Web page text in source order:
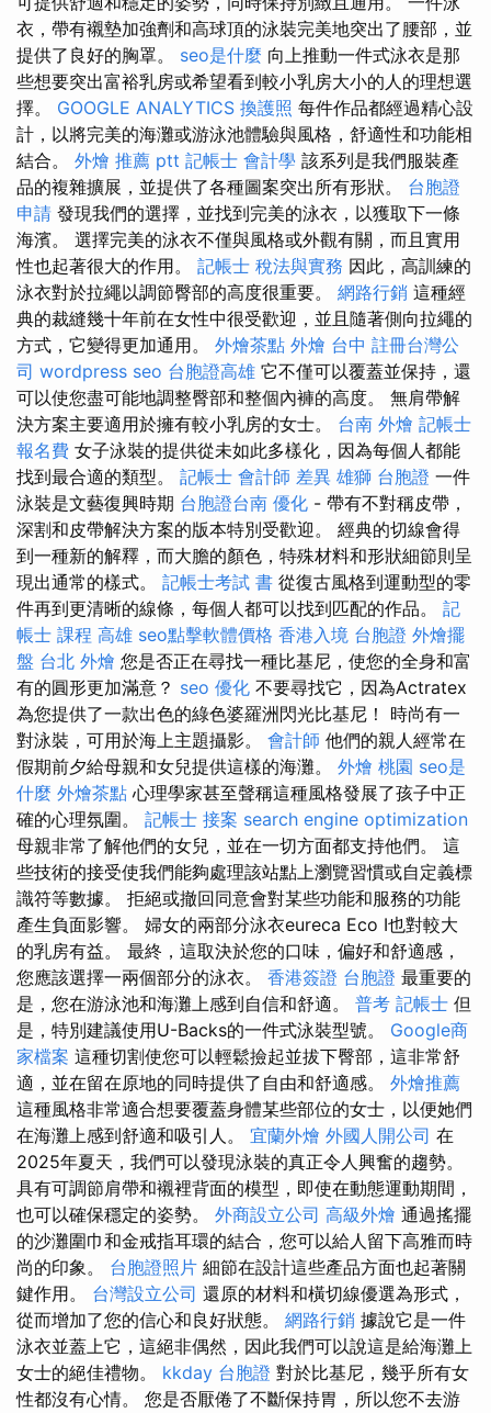
衣，帶有襯墊加強劑和高球頂的泳裝完美地突出了腰部，並
提供了良好的胸罩。 seo是什麼 向上推動一件式泳衣是那
些想要突出富裕乳房或希望看到較小乳房大小的人的理想選
擇。 GOOGLE ANALYTICS 換護照 每件作品都經過精心設
計，以將完美的海灘或游泳池體驗與風格，舒適性和功能相
結合。 外燴 推薦 ptt 記帳士 會計學 該系列是我們服裝產
品的複雜擴展，並提供了各種圖案突出所有形狀。 台胞證
申請 發現我們的選擇，並找到完美的泳衣，以獲取下一條
海濱。 選擇完美的泳衣不僅與風格或外觀有關，而且實用
性也起著很大的作用。 記帳士 稅法與實務 因此，高訓練的
泳衣對於拉繩以調節臀部的高度很重要。 網路行銷 這種經
典的裁縫幾十年前在女性中很受歡迎，並且隨著側向拉繩的
方式，它變得更加通用。 外燴茶點 外燴 台中 註冊台灣公
司 wordpress seo 台胞證高雄 它不僅可以覆蓋並保持，還
可以使您盡可能地調整臀部和整個內褲的高度。 無肩帶解
決方案主要適用於擁有較小乳房的女士。 台南 外燴 記帳士
報名費 女子泳裝的提供從未如此多樣化，因為每個人都能
找到最合適的類型。 記帳士 會計師 差異 雄獅 台胞證 一件
泳裝是文藝復興時期 台胞證台南 優化 - 帶有不對稱皮帶，
深割和皮帶解決方案的版本特別受歡迎。 經典的切線會得
到一種新的解釋，而大​​膽的顏色，特殊材料和形狀細節則呈
現出通常的樣式。 記帳士考試 書 從復古風格到運動型的零
件再到更清晰的線條，每個人都可以找到匹配的作品。 記
帳士 課程 高雄 seo點擊軟體價格 香港入境 台胞證 外燴擺
盤 台北 外燴 您是否正在尋找一種比基尼，使您的全身和富
有的圓形更加滿意？ seo 優化 不要尋找它，因為Actratex
為您提供了一款出色的綠色婆羅洲閃光比基尼！ 時尚有一
對泳裝，可用於海上主題攝影。 會計師 他們的親人經常在
假期前夕給母親和女兒提供這樣的海灘。 外燴 桃園 seo是
什麼 外燴茶點 心理學家甚至聲稱這種風格發展了孩子中正
確的心理氛圍。 記帳士 接案 search engine optimization
母親非常了解他們的女兒，並在一切方面都支持他們。 這
些技術的接受使我們能夠處理該站點上瀏覽習慣或自定義標
識符等數據。 拒絕或撤回同意會對某些功能和服務的功能
產生負面影響。 婦女的兩部分泳衣eureca Eco I也對較大
的乳房有益。 最終，這取決於您的口味，偏好和舒適感，
您應該選擇一兩個部分的泳衣。 香港簽證 台胞證 最重要的
是，您在游泳池和海灘上感到自信和舒適。 普考 記帳士 但
是，特別建議使用U-Backs的一件式泳裝型號。 Google商
家檔案 這種切割使您可以輕鬆撿起並拔下臀部，這非常舒
適，並在留在原地的同時提供了自由和舒適感。 外燴推薦
這種風格非常適合想要覆蓋身體某些部位的女士，以便她們
在海灘上感到舒適和吸引人。 宜蘭外燴 外國人開公司 在
2025年夏天，我們可以發現泳裝的真正令人興奮的趨勢。
具有可調節肩帶和襯裡背面的模型，即使在動態運動期間，
也可以確保穩定的姿勢。 外商設立公司 高級外燴 通過搖擺
的沙灘圍巾和金戒指耳環的結合，您可以給人留下高雅而時
尚的印象。 台胞證照片 細節在設計這些產品方面也起著關
鍵作用。 台灣設立公司 還原的材料和橫切線優選為形式，
從而增加了您的信心和良好狀態。 網路行銷 據說它是一件
泳衣並蓋上它，這絕非偶然，因此我們可以說這是給海灘上
女士的絕佳禮物。 kkday 台胞證 對於比基尼，幾乎所有女
性都沒有心情。 您是否厭倦了不斷保持胃，所以您不去游